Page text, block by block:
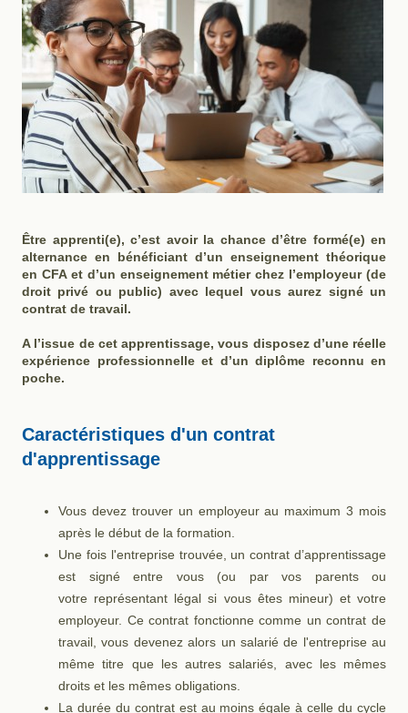
Être apprenti(e), c’est avoir la chance d’être formé(e) en
alternance en bénéficiant d’un enseignement théorique
en CFA et d’un enseignement métier chez l’employeur (de
droit privé ou public) avec lequel vous aurez signé un
contrat de travail.
A l’issue de cet apprentissage, vous disposez d’une réelle
expérience professionnelle et d’un diplôme reconnu en
poche.
Caractéristiques d'un contrat
d'apprentissage
Vous devez trouver un employeur au maximum 3 mois
après le début de la formation.
Une fois l'entreprise trouvée, un contrat d’apprentissage
est signé entre vous (ou par vos parents ou
votre représentant légal si vous êtes mineur) et votre
employeur. Ce contrat fonctionne comme un contrat de
travail, vous devenez alors un salarié de l'entreprise au
même titre que les autres salariés, avec les mêmes
droits et les mêmes obligations.
La durée du contrat est au moins égale à celle du cycle